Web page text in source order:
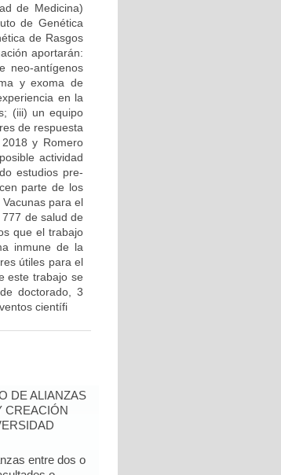
de Medicina)
de Genética
de Rasgos
aportarán:
neo-antígenos
y exoma de
en la
(iii) un equipo
de respuesta
y Romero
actividad
estudios pre-
parte de los
para el
de salud de
que el trabajo
inmune de la
útiles para el
este trabajo se
doctorado, 3
científi
DE ALIANZAS
CREACIÓN
entre dos o